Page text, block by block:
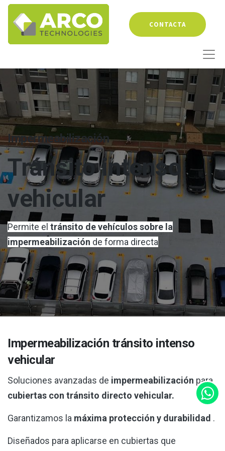
CONTACTA
Impermeabilización
Tránsito intenso
vehicular
Permite el tránsito de vehículos sobre la
impermeabilización de forma directa
Impermeabilización tránsito intenso
vehicular
Soluciones avanzadas de impermeabilización para
cubiertas con tránsito directo vehicular.
Garantizamos la máxima protección y durabilidad .
Diseñados para aplicarse en cubiertas que